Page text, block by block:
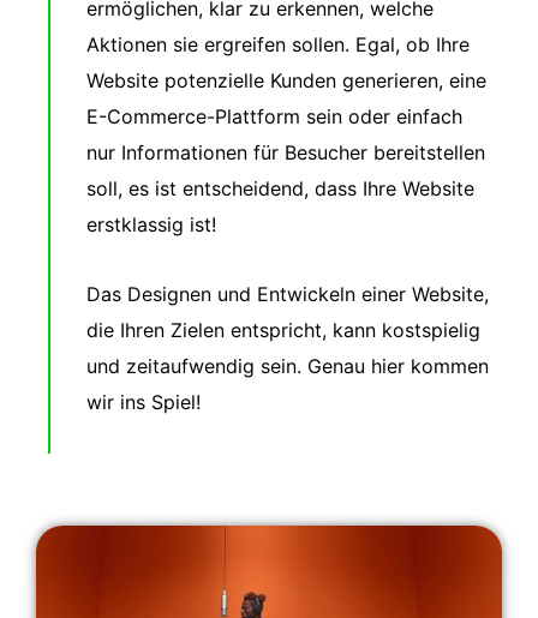
ermöglichen, klar zu erkennen, welche
Aktionen sie ergreifen sollen. Egal, ob Ihre
Website potenzielle Kunden generieren, eine
E-Commerce-Plattform sein oder einfach
nur Informationen für Besucher bereitstellen
soll, es ist entscheidend, dass Ihre Website
erstklassig ist!
Das Designen und Entwickeln einer Website,
die Ihren Zielen entspricht, kann kostspielig
und zeitaufwendig sein. Genau hier kommen
wir ins Spiel!